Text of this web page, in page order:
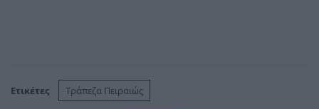
Ετικέτες Τράπεζα Πειραιώς